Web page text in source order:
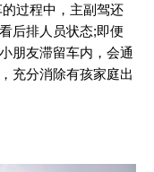
过程中，主副驾还
后排人员状态;即便
朋友滞留车内，会通
充分消除有孩家庭出